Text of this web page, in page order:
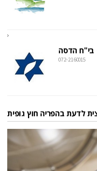
בי"ח הדסה
072-2160015
לדעת בהפריה חוץ גופית